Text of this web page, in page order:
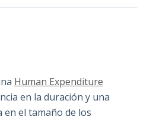
Human Expenditure
en la duración y una
el tamaño de los